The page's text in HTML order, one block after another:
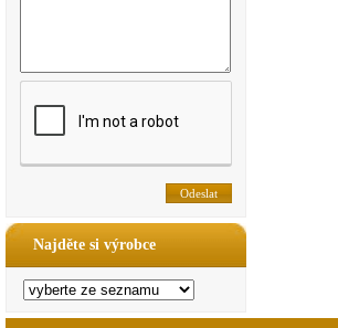
Najděte si výrobce